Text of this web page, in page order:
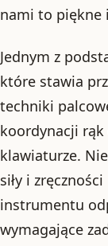
nami to piękne
Jednym z
które stawia
techniki
koordynacji
klawiaturze.
siły i
instrumentu
wymagające